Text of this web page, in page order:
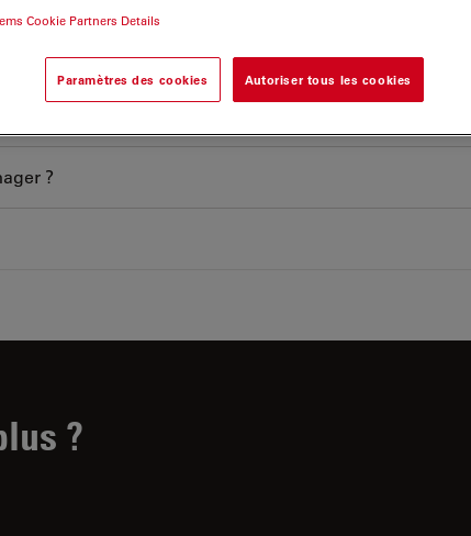
?
?
Cookie Partners Details
Paramètres des cookies Autoriser tous les cookies